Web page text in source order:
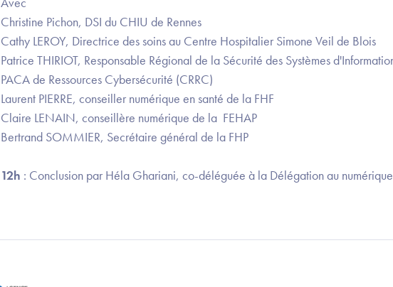
Christine Pichon, DSI du CHIU de Rennes
Cathy LEROY, Directrice des soins au Centre Hospitalier Simone Veil de Blois
Patrice THIRIOT, Responsable Régional de la Sécurité des Systèmes
PACA de Ressources Cybersécurité (CRRC)
Laurent PIERRE, conseiller numérique en santé de la FHF
Claire LENAIN, conseillère numérique de la FEHAP
Bertrand SOMMIER, Secrétaire général de la FHP
12h : Conclusion par Héla Ghariani, co-déléguée à la Délégation au